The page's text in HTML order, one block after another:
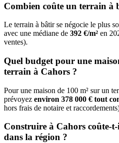
Combien coûte un terrain à
Le terrain à bâtir se négocie le plus
avec une médiane de 392 €/m² en
ventes).
Quel budget pour une
terrain à Cahors ?
Pour une maison de 100 m² sur un
prévoyez environ 378 000 € tout
hors frais de notaire et
Construire à Cahors coûte-
dans la région ?